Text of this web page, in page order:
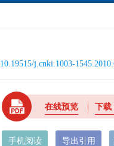
10.19515/j.cnki.1003-
在线预览 下载
手机阅读 导出引用